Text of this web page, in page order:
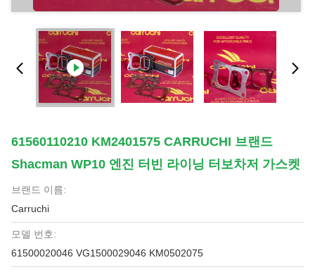
61560110210 KM2401575 CARRUCHI 브랜드
Shacman WP10 엔진 터빈 라이닝 터보차저 가스켓
브랜드 이름:
Carruchi
모델 번호:
61500020046 VG1500029046 KM0502075